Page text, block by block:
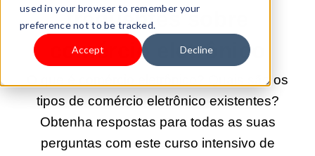
used in your browser to remember your
preference not to be tracked.
Accept Decline
frequentes sobre
comércio eletrônico
O que é comércio eletrônico? Quais são os
tipos de comércio eletrônico existentes?
Obtenha respostas para todas as suas
perguntas com este curso intensivo de